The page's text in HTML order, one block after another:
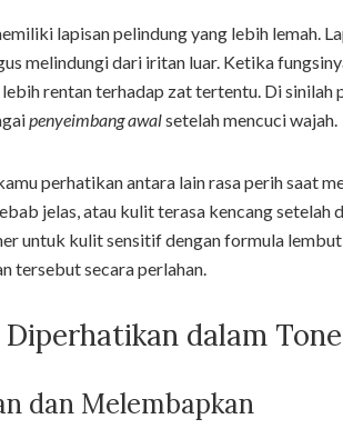
lapisan pelindung yang lebih lemah.
melindungi dari iritan luar. Ketika
rentan terhadap zat tertentu. Di sinilah
penyeimbang awalsetelah mencuci wajah.
perhatikan antara lain rasa perih saat
jelas, atau kulit terasa kencang setelah
untuk kulit sensitif dengan formula
tersebut secara perlahan.
dalam
dan Melembapkan